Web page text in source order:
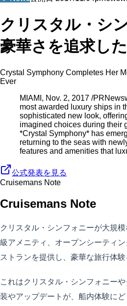
クリスタル・シ
豪華さを追求し
Crystal Symphony Completes Her
Ever
MIAMI, Nov. 2, 2017 /
most awarded luxury ships in
sophisticated new look,
imagined choices during their
*Crystal Symphony* has
returning to the seas with
features and amenities that
公式発表を見る
Cruisemans Note
Cruisemans Note
クリスタル・シンフォニーが大規
級アメニティ、オープンシーティ
ストランを提供し、豪華な旅行体験
これはクリスタル・シンフォニー
装やアップデートが、船内体験に